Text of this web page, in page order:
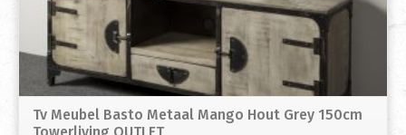
Tv Meubel Basto Metaal Mango Hout Grey 150cm